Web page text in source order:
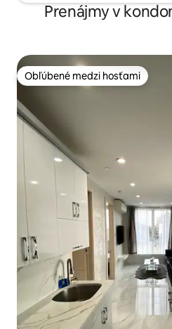
Prenájmy v
Obľúbené medzi hosťami
Obľúbené medzi hosťami